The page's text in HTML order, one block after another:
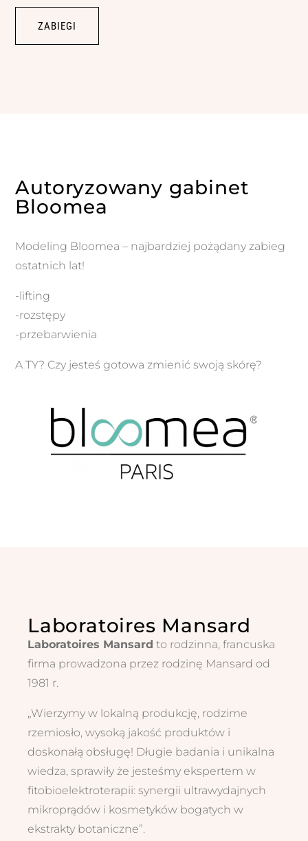
ZABIEGI
Autoryzowany gabinet
Bloomea
Modeling Bloomea – najbardziej pożądany zabieg
ostatnich lat!
-lifting
-rozstępy
-przebarwienia
A TY? Czy jesteś gotowa zmienić swoją skórę?
Laboratoires Mansard
Laboratoires Mansard to rodzinna, francuska
firma prowadzona przez rodzinę Mansard od
1981 r.
„Wierzymy w lokalną produkcję, rodzime
rzemiosło, wysoką jakość produktów i
doskonałą obsługę! Długie badania i unikalna
wiedza, sprawiły że jesteśmy ekspertem w
fitobioelektroterapii: synergii ultrawydajnych
mikroprądów i kosmetyków bogatych w
ekstrakty botaniczne”.